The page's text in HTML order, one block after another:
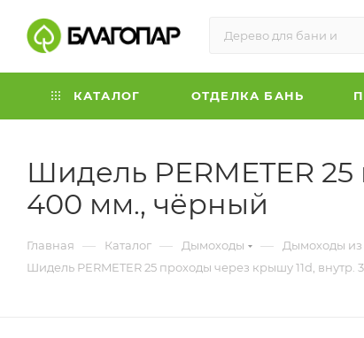
КАТАЛОГ ОТДЕЛКА БАНЬ
Шидель PERMETER
400 мм., чёрный
Главная — Каталог — Дымоходы — Дымоходы
Шидель PERMETER 25 проходы через крышу 11d,